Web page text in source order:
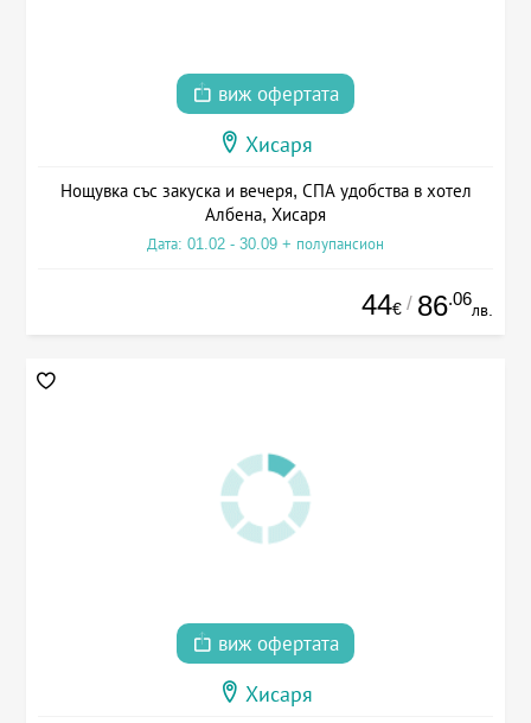
виж офертата
Хисаря
Нощувка със закуска и вечеря, СПА удобства в хотел
Албена, Хисаря
Дата: 01.02 - 30.09 + полупансион
44€ / 86.06
лв.
виж офертата
Хисаря